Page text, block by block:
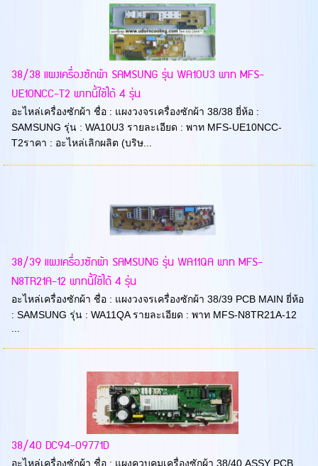
38/38 แผงเครื่องซักผ้า SAMSUNG รุ่น WA10U3 พาท MFS-
UE10NCC-T2 พาทนี้ใช้ได้ 4 รุ่น
อะไหล่เครื่องซักผ้า ชื่อ : แผงวงจรเครื่องซักผ้า 38/38 ยี่ห้อ :
SAMSUNG รุ่น : WA10U3 รายละเอียด : พาท MFS-UE10NCC-
T2ราคา : อะไหล่เลิกผลิต (บริษ...
38/39 แผงเครื่องซักผ้า SAMSUNG รุ่น WA11QA พาท MFS-
N8TR21A-12 พาทนี้ใช้ได้ 4 รุ่น
อะไหล่เครื่องซักผ้า ชื่อ : แผงวงจรเครื่องซักผ้า 38/39 PCB MAIN ยี่ห้อ
: SAMSUNG รุ่น : WA11QA รายละเอียด : พาท MFS-N8TR21A-12
38/40 DC94-09771D
อะไหล่เครื่องซักผ้า ชื่อ : แผงควบคุมเครื่องซักผ้า 38/40 ASSY PCB